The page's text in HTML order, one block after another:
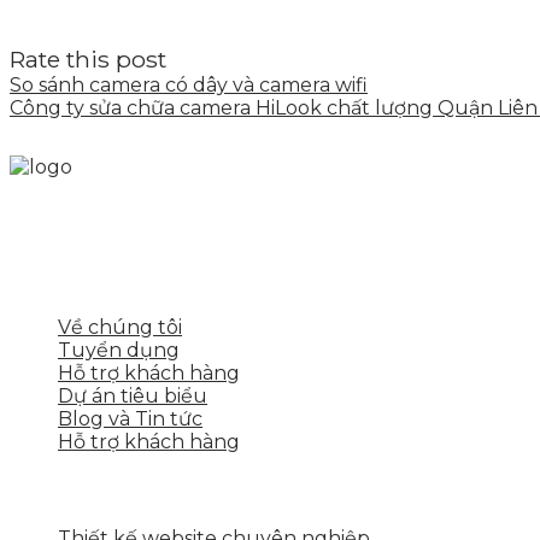
Rate this post
So sánh camera có dây và camera wifi
Công ty sửa chữa camera HiLook chất lượng Quận Liên
Về chúng tôi
Tuyển dụng
Hỗ trợ khách hàng
Dự án tiêu biểu
Blog và Tin tức
Hỗ trợ khách hàng